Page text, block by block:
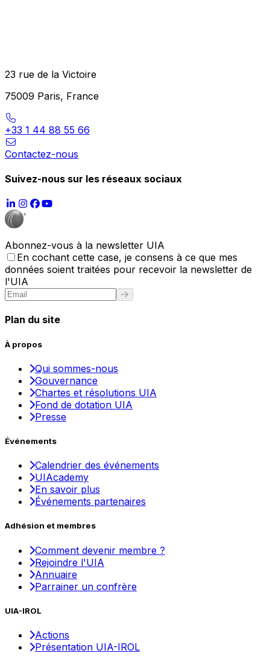
23 rue de la Victoire
75009 Paris, France
+33 1 44 88 55 66
Contactez-nous
Suivez-nous sur les réseaux sociaux
Abonnez-vous à la newsletter UIA
En cochant cette case, je consens à ce que mes
données soient traitées pour recevoir la newsletter de
l'UIA
Plan du site
À propos
Qui sommes-nous
Gouvernance
Chartes et résolutions UIA
Fond de dotation UIA
Presse
Événements
Calendrier des événements
UIAcademy
En savoir plus
Événements partenaires
Adhésion et membres
Comment devenir membre ?
Rejoindre l'UIA
Annuaire
Parrainer un confrère
UIA-IROL
Actions
Présentation UIA-IROL